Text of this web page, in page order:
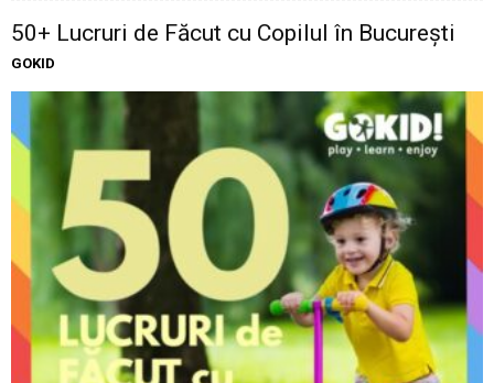
50+ Lucruri de Făcut cu Copilul în București
GOKID